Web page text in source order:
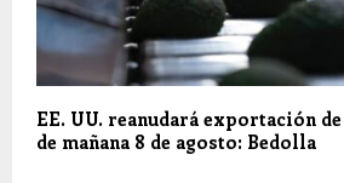
EE. UU. reanudará exportación
de mañana 8 de agosto: Bedolla